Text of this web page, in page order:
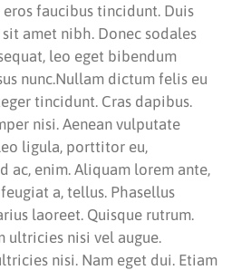
faucibus tincidunt. Duis
amet nibh. Donec sodales
leo eget bibendum
nunc.Nullam dictum felis eu
tincidunt. Cras dapibus.
nisi. Aenean vulputate
ligula, porttitor eu,
ac, enim. Aliquam lorem ante,
a, tellus. Phasellus
laoreet. Quisque rutrum.
ultricies nisi vel augue.
nisi. Nam eget dui. Etiam